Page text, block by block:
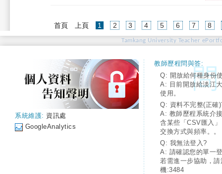
首頁 上頁 1 (current)
2 3 4 5 6 7 8
Tamkang University Teacher
系統維護: 資訊處
GoogleAnalytics
教師歷程問與答:
Q: 開放給何種身份
A: 目前開放給淡江
使用。
Q: 資料不完整(正確
A: 教師歷程系統介
含某些「CSV匯入
交換方式與頻率。。
Q: 我無法登入?
A: 請確認您的單一
若需進一步協助，
機:3484